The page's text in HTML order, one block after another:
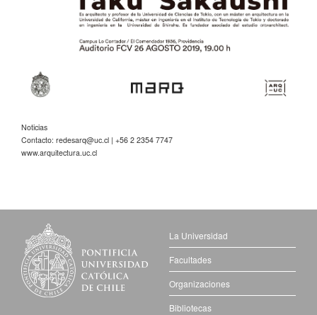
Noticias
Contacto: redesarq@uc.cl | +56 2 2354 7747
www.arquitectura.uc.cl
La Universidad
Facultades
Organizaciones
Bibliotecas